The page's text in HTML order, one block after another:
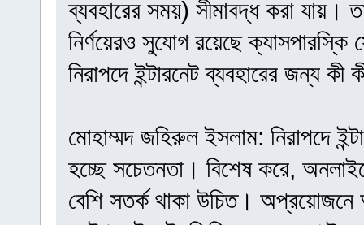
ব্যবহারের সময়) সীমাবদ্ধ করা যায়।
নির্ণয়েরও সুযোগ রয়েছে
নিরাপদে ইন্টারনেট ব্যবহারের জন্য
মোহাম্মদ জহিরুল ইসলাম: নিরাপদে
হচ্ছে সচেতনতা। বিশেষ করে,
বেশি সতর্ক থাকা উচিত। অপ্রয়োজনে